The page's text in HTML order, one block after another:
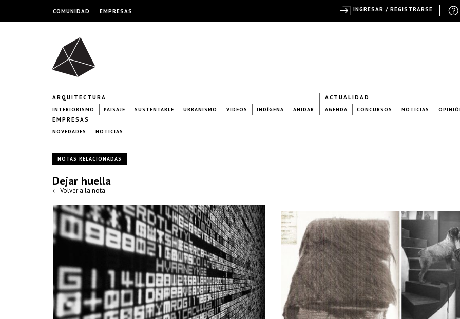
ARQUITECTURA
INTERIORISMO PAISAJE SUSTENTABLE URBANISMO VIDEOS INDÍGENA ANIDAR
ACTUALIDAD
AGENDA CONCURSOS NOTICIAS
EMPRESAS
NOVEDADES NOTICIAS
NOTAS RELACIONADAS
Dejar huella
← Volver a la nota
COMUNIDAD EMPRESAS INGRESAR / REGISTRARSE